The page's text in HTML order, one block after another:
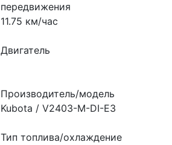
передвижения
11.75 км/час
Двигатель
Производитель/модель
Kubota / V2403-M-DI-E3
Тип топлива/охлаждение